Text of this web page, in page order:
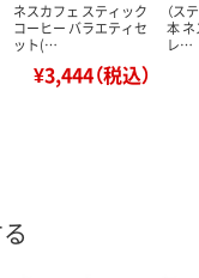
ネスカフェ スティック
コーヒー バラエティセ
ット(…
¥3,444（税込）
（ス
本
レ…